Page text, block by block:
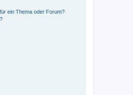
ein Thema oder Forum?